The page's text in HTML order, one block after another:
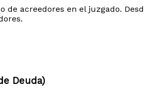
de acreedores en el juzgado.
Deuda)